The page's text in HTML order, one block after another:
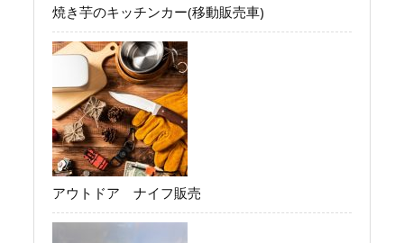
焼き芋のキッチンカー(移動販売車)
アウトドア ナイフ販売